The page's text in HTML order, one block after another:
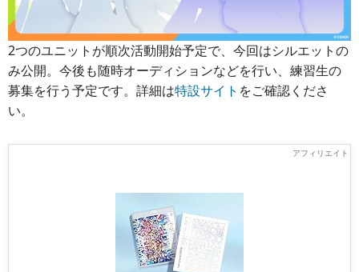
2つのユニットが順次活動開始予定で、今回はシルエットの
み公開。今後も随時オーディションなどを行い、練習生の
募集を行う予定です。詳細は特設サイト をご確認くださ
い。